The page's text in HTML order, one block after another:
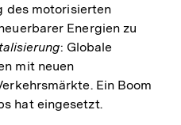
des motorisierten
Energien zu
: Globale
mit neuen
Ein Boom
hat eingesetzt.